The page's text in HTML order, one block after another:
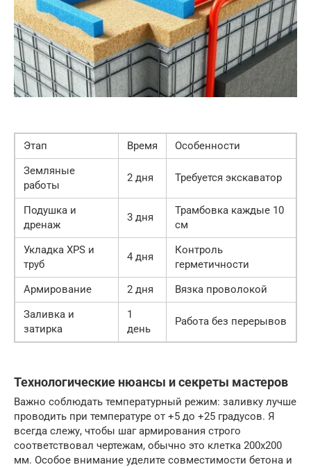
Этап Время
Особенности
Земляные
работы
2 дня Требуется экскаватор
Подушка и
дренаж
3 дня
Трамбовка каждые 10
см
Укладка XPS и
труб
4 дня
Контроль
герметичности
Армирование
2 дня
Вязка проволокой
Заливка и
затирка
1
день
Работа без перерывов
Технологические нюансы и секреты мастеров
Важно соблюдать температурный режим: заливку лучше
проводить при температуре от +5 до +25 градусов. Я
всегда слежу, чтобы шаг армирования строго
соответствовал чертежам, обычно это клетка 200х200
мм. Особое внимание уделите совместимости бетона и